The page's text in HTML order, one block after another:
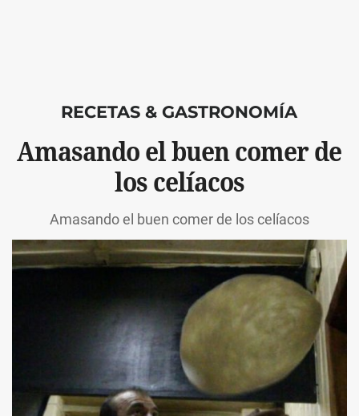
RECETAS & GASTRONOMÍA
Amasando el buen comer de
los celíacos
Amasando el buen comer de los celíacos